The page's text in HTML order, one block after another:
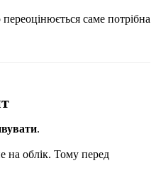
саме потрібна
.
на облік. Тому перед